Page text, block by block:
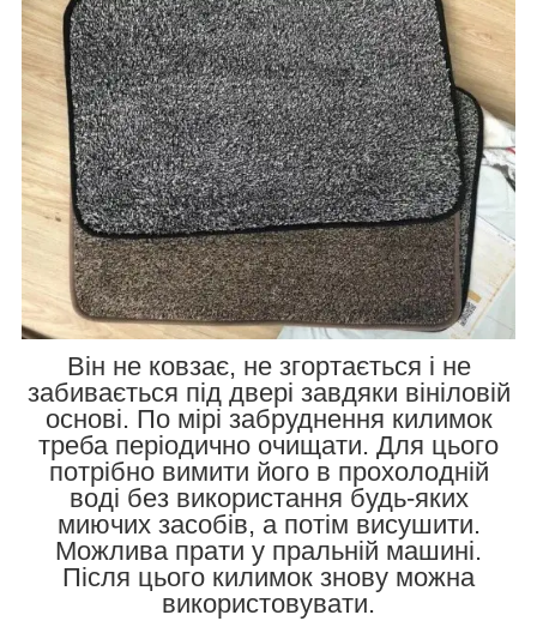
Він не ковзає, не згортається і не
забивається під двері завдяки вініловій
основі. По мірі забруднення килимок
треба періодично очищати. Для цього
потрібно вимити його в прохолодній
воді без використання будь-яких
миючих засобів, а потім висушити.
Можлива прати у пральній машині.
Після цього килимок знову можна
використовувати.